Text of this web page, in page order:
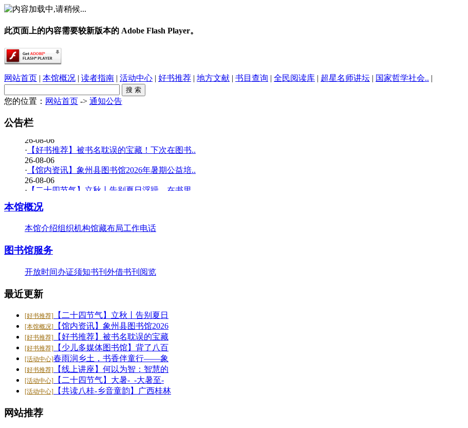
此页面上的内容需要较新版本的 Adobe Flash Player。
网站首页 | 本馆概况 | 读者指南 | 活动中心 | 好书推荐 | 地方文献 | 书目查询 | 全民阅读库 | 超星名师讲坛 | 国家哲学社会.. |
您的位置： 网站首页 -> 通知公告
公告栏
春雨润乡土，书香伴童行——象州县文化广电..
26-08-06
·【少儿多媒体图书馆】背了八百遍《出师表》..
26-08-06
· 【好书推荐】被书名耽误的宝藏！下次在图书..
26-08-06
· 【馆内资讯】象州县图书馆2026年暑期公益培..
26-08-06
· 【二十四节气】立秋丨告别夏日浮躁，在书里..
·【少儿多媒体图书馆】边画边学！超有趣的少..
·【暑期公益培训班】象州县图书馆2026年暑期..
·【好书推荐】大暑天容易犯困？这些“烧脑”..
·【共读八桂-乡音童韵】广西桂林图书馆“共读..
26-07-20
·【二十四节气】大暑-_-大暑至-夏更浓
26-07-20
本馆概况
本馆介绍组织机构馆藏布局工作电话
图书馆服务
开放时间办证须知书刊外借书刊阅览
最近更新
[好书推荐] 【二十四节气】立秋丨告别夏日
[本馆概况] 【馆内资讯】象州县图书馆2026
[好书推荐] 【好书推荐】被书名耽误的宝藏
[好书推荐] 【少儿多媒体图书馆】背了八百
[活动中心]春雨润乡土，书香伴童行——象
[好书推荐] 【线上讲座】何以为智：智慧的
[活动中心] 【二十四节气】大暑-_-大暑至-
[活动中心] 【共读八桂-乡音童韵】广西桂林
网站推荐